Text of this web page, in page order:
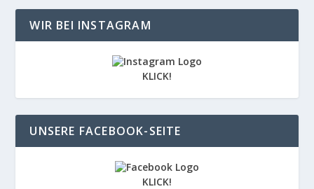
WIR BEI INSTAGRAM
KLICK!
UNSERE FACEBOOK-SEITE
KLICK!